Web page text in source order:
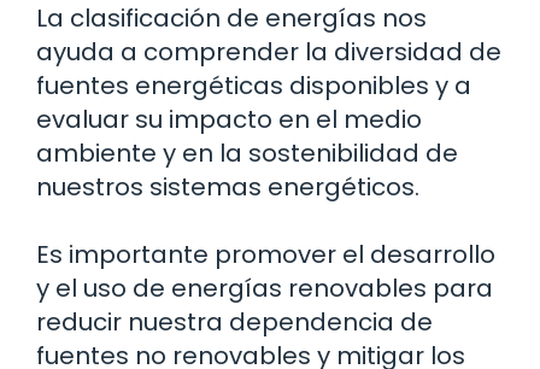
La clasificación de energías nos
ayuda a comprender la diversidad de
fuentes energéticas disponibles y a
evaluar su impacto en el medio
ambiente y en la sostenibilidad de
nuestros sistemas energéticos.
Es importante promover el desarrollo
y el uso de energías renovables para
reducir nuestra dependencia de
fuentes no renovables y mitigar los